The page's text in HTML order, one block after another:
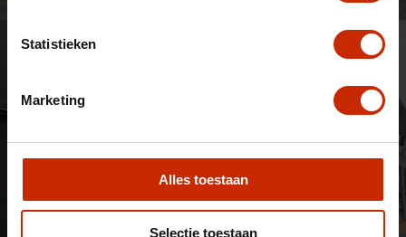
Statistieken
Marketing
Alles toestaan
Selectie toestaan